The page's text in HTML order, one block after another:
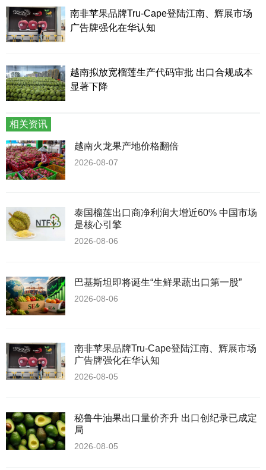
南非苹果品牌Tru-Cape登陆江南、辉展市场
广告牌强化在华认知
越南拟放宽榴莲生产代码审批 出口合规成本
显著下降
相关资讯
越南火龙果产地价格翻倍
2026-08-07
泰国榴莲出口商净利润大增近60% 中国市场
是核心引擎
2026-08-06
巴基斯坦即将诞生“生鲜果蔬出口第一股”
2026-08-06
南非苹果品牌Tru-Cape登陆江南、辉展市场
广告牌强化在华认知
2026-08-05
秘鲁牛油果出口量价齐升 出口创纪录已成定
局
2026-08-05